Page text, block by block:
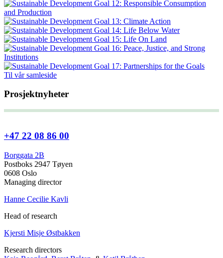
Til vår samleside
Prosjektnyheter
+47 22 08 86 00
Borggata 2B
Postboks 2947 Tøyen
0608 Oslo
Managing director
Hanne Cecilie Kavli
Head of research
Kjersti Misje Østbakken
Research directors